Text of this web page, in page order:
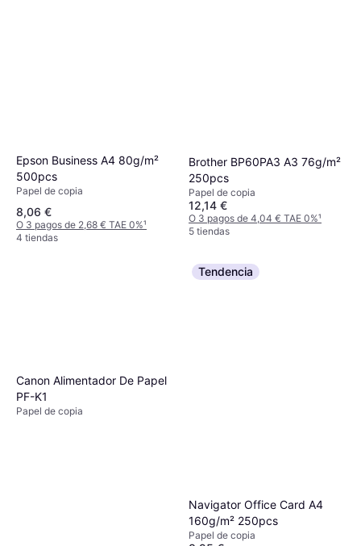
Epson Business A4 80g/m²
500pcs
Papel de copia
8,06 €
O 3 pagos de 2,68 € TAE 0%¹
4 tiendas
Brother BP60PA3 A3 76g/m²
250pcs
Papel de copia
12,14 €
O 3 pagos de 4,04 € TAE 0%¹
5 tiendas
Canon Alimentador De Papel
PF-K1
Papel de copia
Tendencia
Navigator Office Card A4
160g/m² 250pcs
Papel de copia